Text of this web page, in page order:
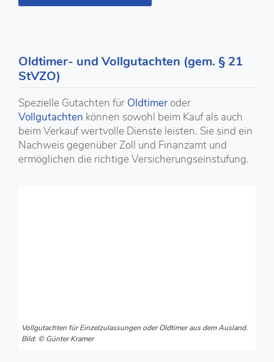
Oldtimer- und Vollgutachten (gem. § 21
StVZO)
Spezielle Gutachten für Oldtimer oder
Vollgutachten können sowohl beim Kauf als auch
beim Verkauf wertvolle Dienste leisten. Sie sind ein
Nachweis gegenüber Zoll und Finanzamt und
ermöglichen die richtige Versicherungseinstufung.
Vollgutachten für Einzelzulassungen oder Oldtimer aus dem Ausland.
Bild: © Günter Kramer